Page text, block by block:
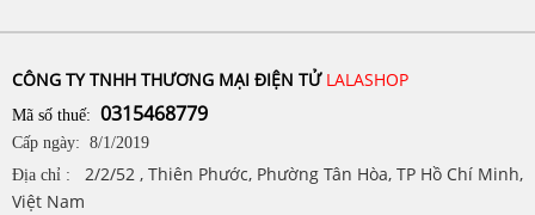
CÔNG TY TNHH THƯƠNG MẠI ĐIỆN TỬ LALASHOP
Mã số thuế: 0315468779
Cấp ngày: 8/1/2019
Địa chỉ : 2/2/52 , Thiên Phước, Phường Tân Hòa, TP Hồ Chí Minh,
Việt Nam